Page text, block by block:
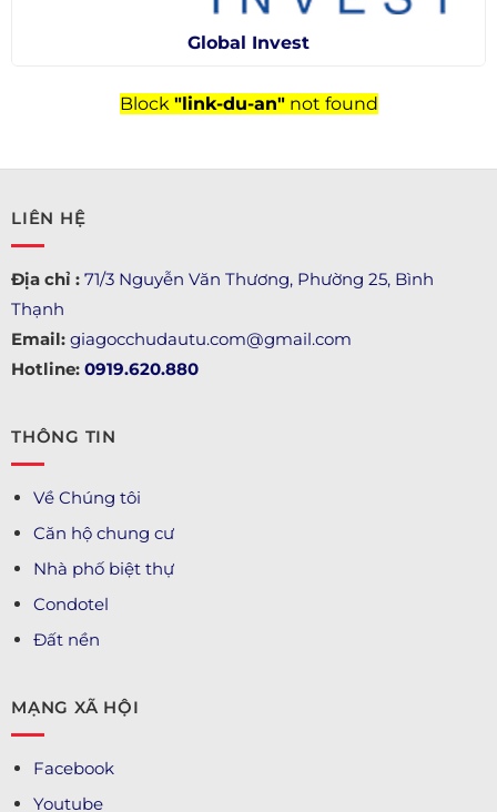
Global Invest
Block "link-du-an"not found
LIÊN HỆ
Địa chỉ : 71/3 Nguyễn Văn Thương, Phường 25, Bình
Thạnh
Email: giagocchudautu.com@gmail.com
Hotline: 0919.620.880
THÔNG TIN
Về Chúng tôi
Căn hộ chung cư
Nhà phố biệt thự
Condotel
Đất nền
MẠNG XÃ HỘI
Facebook
Youtube